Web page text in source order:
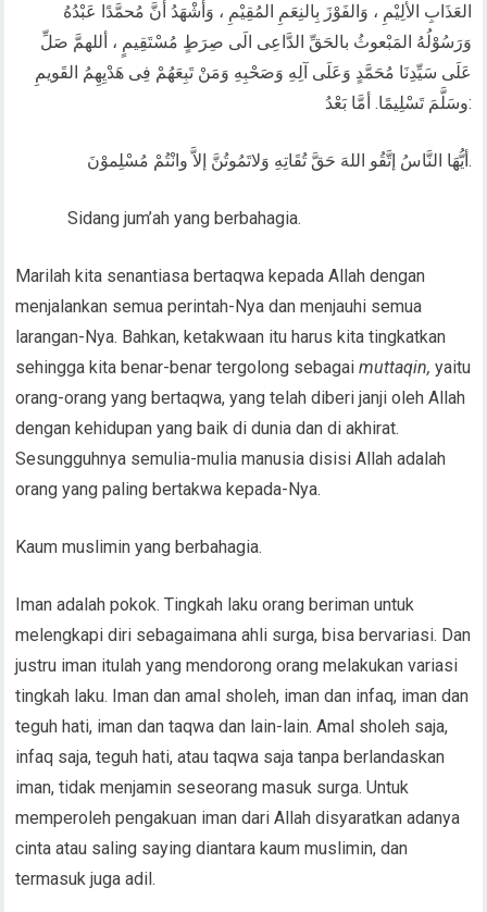
العَذَابِ الألِيْمِ ، وَالفَوْزَ بِالنِعَمِ المُقِيْمِ ، وَأشْهَدُ أنَّ مُحمَّدًا عَبْدُهُ
وَرَسُوْلُهُ المَبْعوثُ بالحَقِّ الدَّاعِى الَى صِرَطٍ مُسْتَقِيمٍ ، أللهمَّ صَلِّ
عَلَى سَيِّدِنَا مُحَمَّدٍ وَعَلَى آلِهِ وَصَحْبِهِ وَمَنْ تَبِعَهُمْ فِى هَدْيِهِمُ القَويمِ
وسَلَّمَ تَسْلِيمًا. أمَّا بَعْدُ:
أيُّهَا النَّاسُ إتَّقُو اللهَ حَقَّ تُقَاتِهِ وَلاتَمُوتُنَّ إلاَّ وانْتُمْ مُسْلِموْنَ.
Sidang jum’ah yang berbahagia.
Marilah kita senantiasa bertaqwa kepada Allah dengan
menjalankan semua perintah-Nya dan menjauhi semua
larangan-Nya. Bahkan, ketakwaan itu harus kita tingkatkan
sehingga kita benar-benar tergolong sebagaimuttaqin,yaitu
orang-orang yang bertaqwa, yang telah diberi janji oleh Allah
dengan kehidupan yang baik di dunia dan di akhirat.
Sesungguhnya semulia-mulia manusia disisi Allah adalah
orang yang paling bertakwa kepada-Nya.
Kaum muslimin yang berbahagia.
Iman adalah pokok. Tingkah laku orang beriman untuk
melengkapi diri sebagaimana ahli surga, bisa bervariasi. Dan
justru iman itulah yang mendorong orang melakukan variasi
tingkah laku. Iman dan amal sholeh, iman dan infaq, iman dan
teguh hati, iman dan taqwa dan lain-lain. Amal sholeh saja,
infaq saja, teguh hati, atau taqwa saja tanpa berlandaskan
iman, tidak menjamin seseorang masuk surga. Untuk
memperoleh pengakuan iman dari Allah disyaratkan adanya
cinta atau saling saying diantara kaum muslimin, dan
termasuk juga adil.